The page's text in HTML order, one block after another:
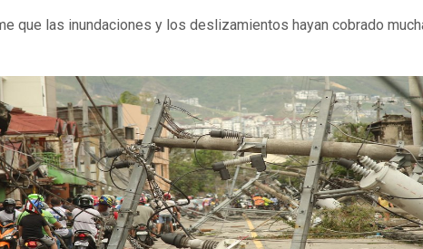
que las inundaciones y los deslizamientos hayan cobrado